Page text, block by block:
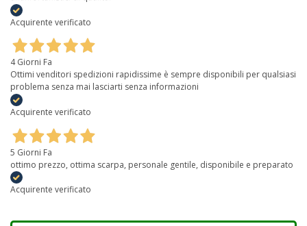
Acquirente verificato
4 Giorni Fa
Ottimi venditori spedizioni rapidissime è sempre disponibili per qualsiasi
problema senza mai lasciarti senza informazioni
Acquirente verificato
5 Giorni Fa
ottimo prezzo, ottima scarpa, personale gentile, disponibile e preparato
Acquirente verificato